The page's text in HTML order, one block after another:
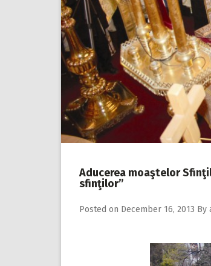
Aducerea moaştelor
sfinţilor”
Posted on December 16, 2013 By